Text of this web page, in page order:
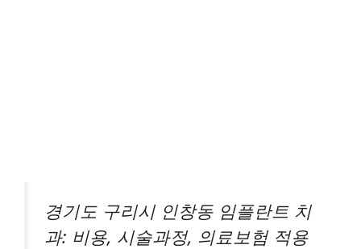
경기도 구리시 인창동 임플란트 치
과: 비용, 시술과정, 의료보험 적용